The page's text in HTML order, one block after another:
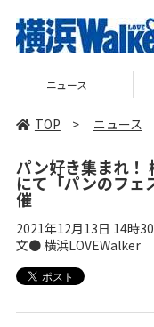
ニュース
TOP > ニュース
パン好き集まれ！
にて「パンのフェ
催
2021年12月13日 14時
文● 横浜LOVEWalker